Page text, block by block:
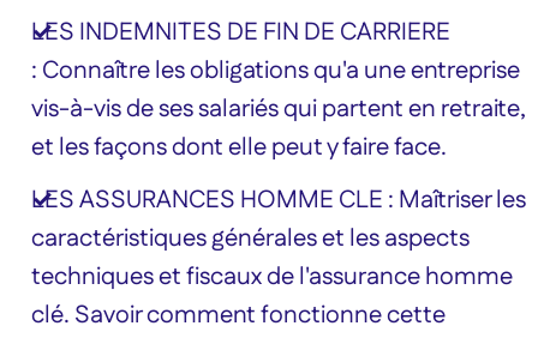
LES INDEMNITES DE FIN DE CARRIERE
: Connaître les obligations qu'a une entreprise
vis-à-vis de ses salariés qui partent en retraite,
et les façons dont elle peut y faire face.
LES ASSURANCES HOMME CLE : Maîtriser les
caractéristiques générales et les aspects
techniques et fiscaux de l'assurance homme
clé. Savoir comment fonctionne cette